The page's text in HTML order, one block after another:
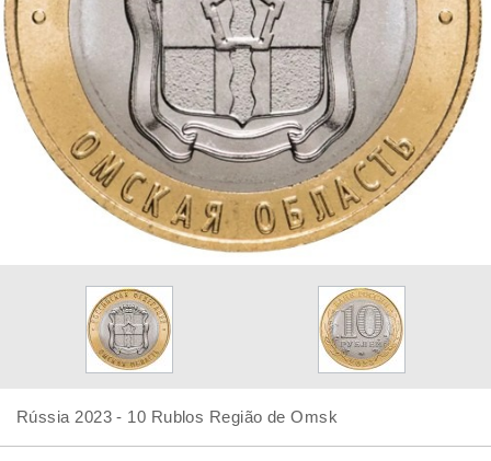
Rússia 2023 - 10 Rublos Região de Omsk